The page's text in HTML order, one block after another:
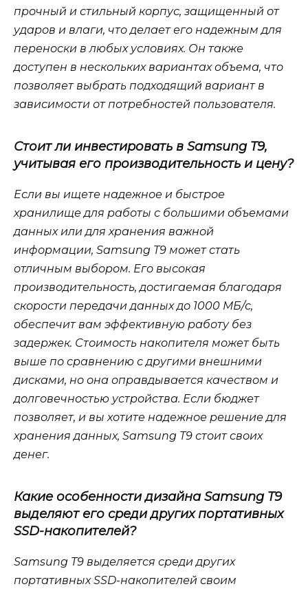
прочный и стильный корпус, защищенный от
ударов и влаги, что делает его надежным для
переноски в любых условиях. Он также
доступен в нескольких вариантах объема, что
позволяет выбрать подходящий вариант в
зависимости от потребностей пользователя.
Стоит ли инвестировать в Samsung T9,
учитывая его производительность и цену?
Если вы ищете надежное и быстрое
хранилище для работы с большими объемами
данных или для хранения важной
информации, Samsung T9 может стать
отличным выбором. Его высокая
производительность, достигаемая благодаря
скорости передачи данных до 1000 МБ/с,
обеспечит вам эффективную работу без
задержек. Стоимость накопителя может быть
выше по сравнению с другими внешними
дисками, но она оправдывается качеством и
долговечностью устройства. Если бюджет
позволяет, и вы хотите надежное решение для
хранения данных, Samsung T9 стоит своих
денег.
Какие особенности дизайна Samsung T9
выделяют его среди других портативных
SSD-накопителей?
Samsung T9 выделяется среди других
портативных SSD-накопителей своим